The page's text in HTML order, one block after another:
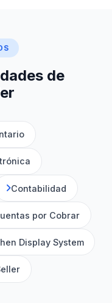
de
Contabilidad
por Cobrar
Display System